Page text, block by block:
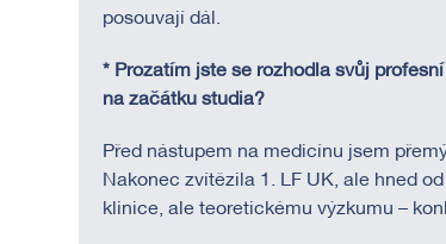
posouvají dál.
* Prozatím jste se rozhodla svůj
na začátku studia?
Před nástupem na medicínu jsem
Nakonec zvítězila 1. LF UK, ale hned
klinice, ale teoretickému výzkumu –